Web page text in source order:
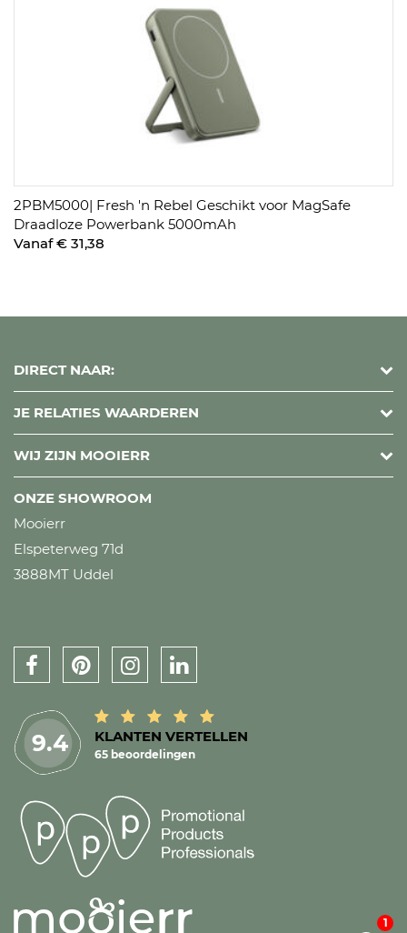
2PBM5000| Fresh 'n Rebel Geschikt voor MagSafe
Draadloze Powerbank 5000mAh
Vanaf € 31,38
DIRECT NAAR:
JE RELATIES WAARDEREN
WIJ ZIJN MOOIERR
ONZE SHOWROOM
Mooierr
Elspeterweg 71d
3888MT Uddel
9.4 KLANTEN VERTELLEN
65 beoordelingen